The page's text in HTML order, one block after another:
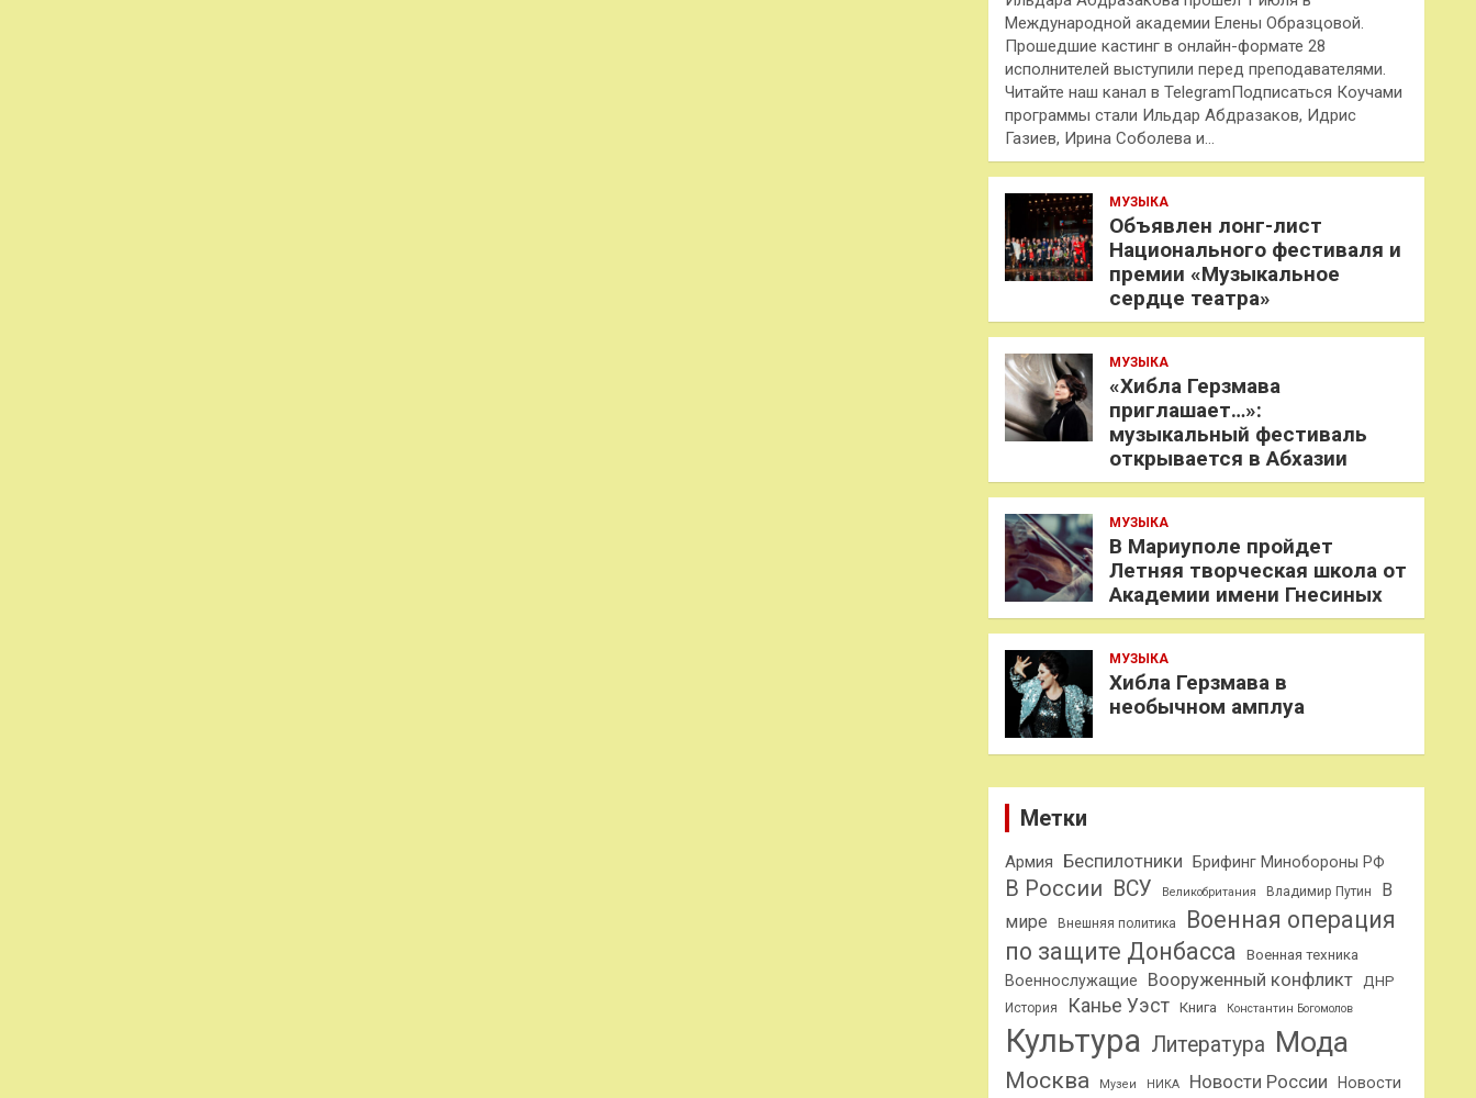
Международной академии Елены Образцовой.
Прошедшие кастинг в онлайн-формате 28
исполнителей выступили перед преподавателями.
Читайте наш канал в TelegramПодписаться Коучами
программы стали Ильдар Абдразаков, Идрис
Газиев, Ирина Соболева и…
МУЗЫКА
Объявлен лонг-лист
Национального фестиваля и
премии «Музыкальное
сердце театра»
МУЗЫКА
«Хибла Герзмава
приглашает…»:
музыкальный фестиваль
открывается в Абхазии
МУЗЫКА
В Мариуполе пройдет
Летняя творческая школа от
Академии имени Гнесиных
МУЗЫКА
Хибла Герзмава в
необычном амплуа
Метки
Армия Беспилотники Брифинг Минобороны РФ
В России ВСУ Великобритания Владимир Путин
В
мире
Внешняя политика
Военная операция
по защите Донбасса
Военная техника
Военнослужащие Вооруженный конфликт ДНР
История Канье Уэст Книга Константин Богомолов
Культура Литература Мода
Москва Музеи НИКА Новости России Новости